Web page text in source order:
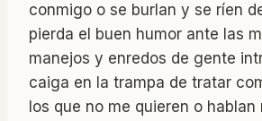
conmigo o se burlan y se ríen
pierda el buen humor ante las
manejos y enredos de gente
caiga en la trampa de tratar
los que no me quieren o hablan